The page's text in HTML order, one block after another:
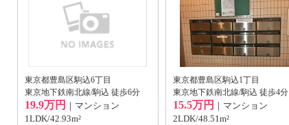
東京都豊島区駒込6丁目
東京地下鉄南北線/駒込 徒歩6分
19.9万円 ｜マンション
1LDK/42.93m²
東京都豊島区駒込1丁目
東京地下鉄南北線/駒込 徒歩4分
15.5万円 ｜マンション
2LDK/48.51m²